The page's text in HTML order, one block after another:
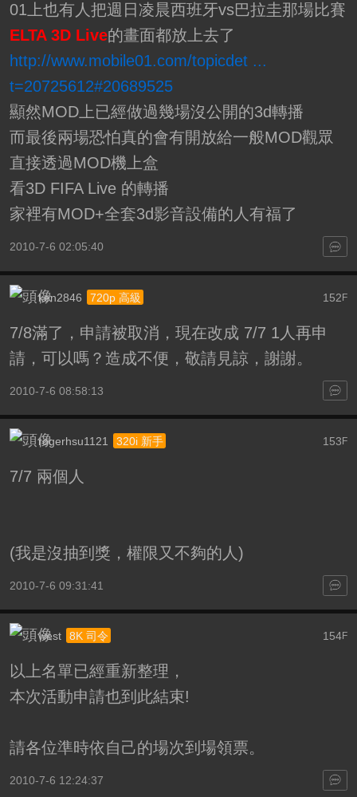
01上也有人把週日凌晨西班牙vs巴拉圭那場比賽
ELTA 3D Live的畫面都放上去了
http://www.mobile01.com/topicdet ...
t=20725612#20689525
顯然MOD上已經做過幾場沒公開的3d轉播
而最後兩場恐怕真的會有開放給一般MOD觀眾
直接透過MOD機上盒
看3D FIFA Live 的轉播
家裡有MOD+全套3d影音設備的人有福了
2010-7-6 02:05:40
152 F
ken2846 720p 高級
7/8滿了，申請被取消，現在改成 7/7 1人再申
請，可以嗎？造成不便，敬請見諒，謝謝。
2010-7-6 08:58:13
153 F
rogerhsu1121 320i 新手
7/7 兩個人
(我是沒抽到獎，權限又不夠的人)
2010-7-6 09:31:41
154F
west 8K 司令
以上名單已經重新整理，
本次活動申請也到此結束!
請各位準時依自己的場次到場領票。
2010-7-6 12:24:37